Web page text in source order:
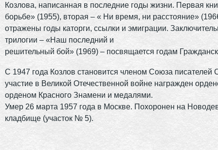
Козлова, написанная в последние годы жизни. Первая
борьбе» (1955), вторая – « Ни время, ни расстояние»
отражены годы каторги, ссылки и эмиграции.
трилогии – «Наш последний и
решительный бой» (1969) – посвящается годам
С 1947 года Козлов становится членом Союза писателей
участие в Великой Отечественной войне награжден
орденом Красного Знамени и медалями.
Умер 26 марта 1957 года в Москве. Похоронен на
кладбище (участок № 5).